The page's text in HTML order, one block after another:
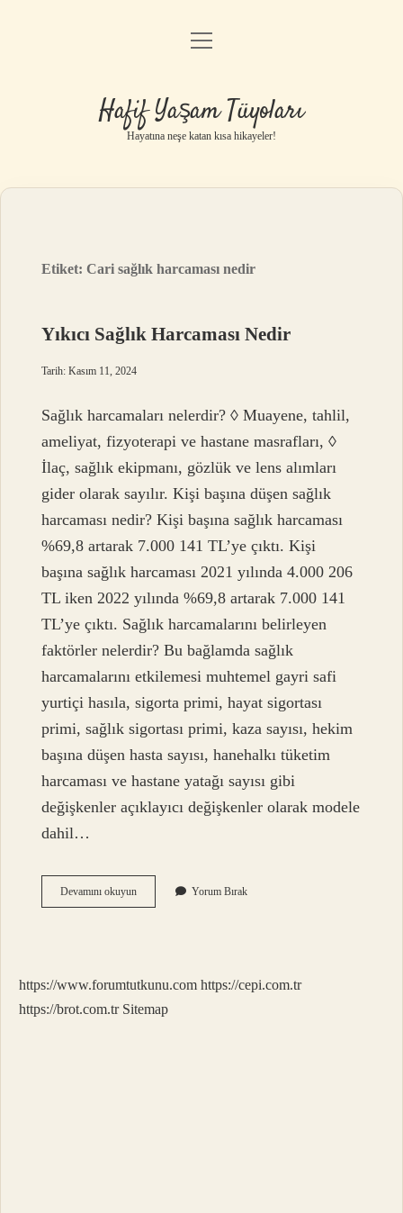
Anasayfa
Yasal Uyarı
menüyü
Hafif Yaşam Tüyoları
Hayatına neşe katan kısa hikayeler!
Etiket:Cari sağlık harcaması nedir
Yıkıcı Sağlık Harcaması Nedir
Tarih: Kasım 11, 2024
Sağlık harcamaları nelerdir? ◊ Muayene, tahlil,
ameliyat, fizyoterapi ve hastane masrafları, ◊
İlaç, sağlık ekipmanı, gözlük ve lens alımları
gider olarak sayılır. Kişi başına düşen sağlık
harcaması nedir? Kişi başına sağlık harcaması
%69,8 artarak 7.000 141 TL’ye çıktı. Kişi
başına sağlık harcaması 2021 yılında 4.000 206
TL iken 2022 yılında %69,8 artarak 7.000 141
TL’ye çıktı. Sağlık harcamalarını belirleyen
faktörler nelerdir? Bu bağlamda sağlık
harcamalarını etkilemesi muhtemel gayri safi
yurtiçi hasıla, sigorta primi, hayat sigortası
primi, sağlık sigortası primi, kaza sayısı, hekim
başına düşen hasta sayısı, hanehalkı tüketim
harcaması ve hastane yatağı sayısı gibi
değişkenler açıklayıcı değişkenler olarak modele
dahil…
Devamını okuyunYıkıcı
Sağlık
Yorum Bırak
https://www.forumtutkunu.com https://cepi.com.tr
https://brot.com.tr Sitemap